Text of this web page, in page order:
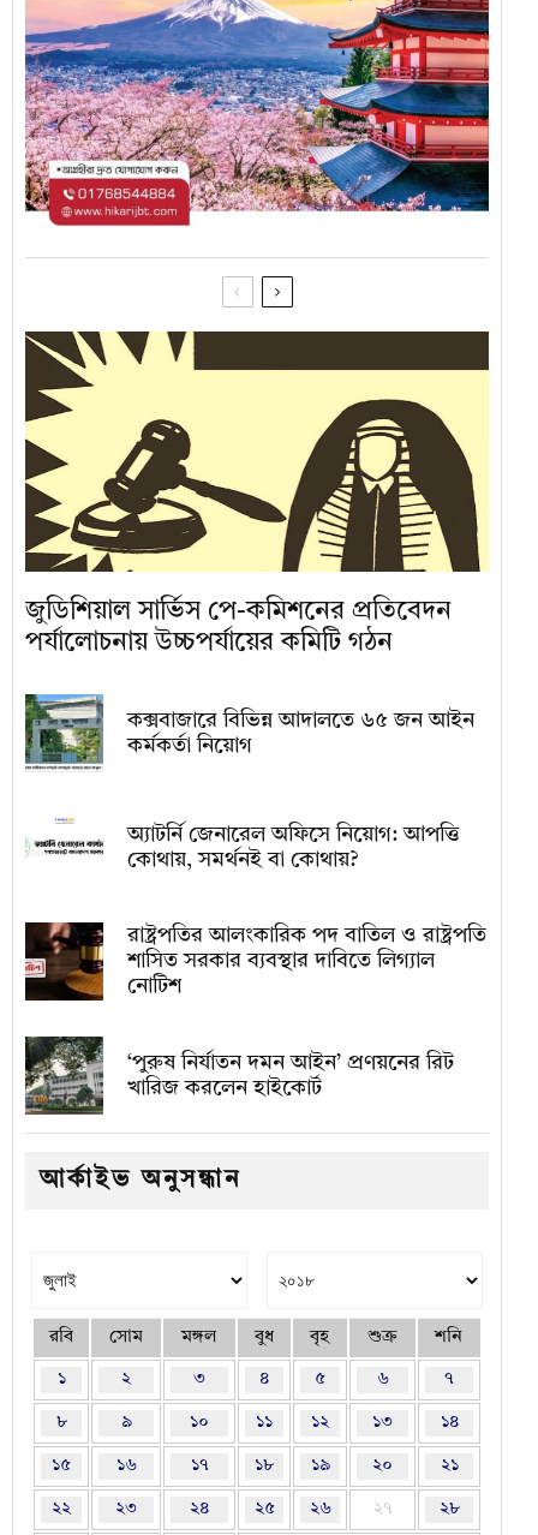
জুডিশিয়াল সার্ভিস পে-কমিশনের প্রতিবেদন
পর্যালোচনায় উচ্চপর্যায়ের কমিটি গঠন
কক্সবাজারে বিভিন্ন আদালতে ৬৫ জন আইন
কর্মকর্তা নিয়োগ
অ্যাটর্নি জেনারেল অফিসে নিয়োগ: আপত্তি
কোথায়, সমর্থনই বা কোথায়?
রাষ্ট্রপতির আলংকারিক পদ বাতিল ও রাষ্ট্রপতি
শাসিত সরকার ব্যবস্থার দাবিতে লিগ্যাল
নোটিশ
‘পুরুষ নির্যাতন দমন আইন’ প্রণয়নের রিট
খারিজ করলেন হাইকোর্ট
আর্কাইভ অনুসন্ধান
রবি সোম মঙ্গল বুধ বৃহ শুক্র শনি
১ ২ ৩ ৪ ৫ ৬ ৭
৮ ৯ ১০ ১১ ১২ ১৩ ১৪
১৫ ১৬ ১৭ ১৮ ১৯ ২০ ২১
২২ ২৩ ২৪ ২৫ ২৬ ২৭ ২৮